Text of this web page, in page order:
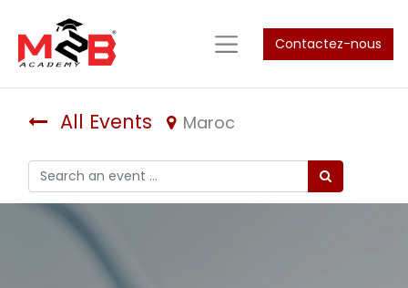
Contactez-nous
All Events Maroc